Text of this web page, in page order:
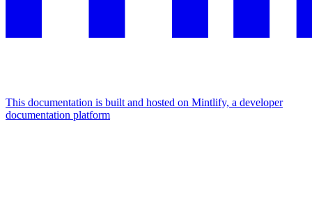
This documentation is built and hosted on Mintlify, a developer
documentation platform